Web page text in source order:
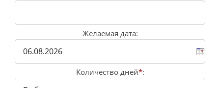
Желаемая дата:
Количество дней*: